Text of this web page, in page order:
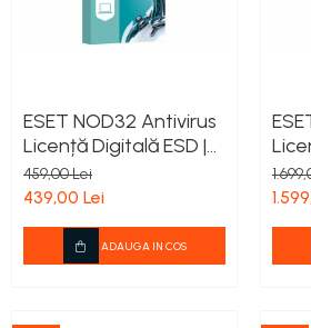
ESET NOD32 Antivirus
Licență Digitală ESD |
Antivirus PC Windows |
Protecție Anti-
459,00 Lei
439,00 Lei
ADAUGA IN COS